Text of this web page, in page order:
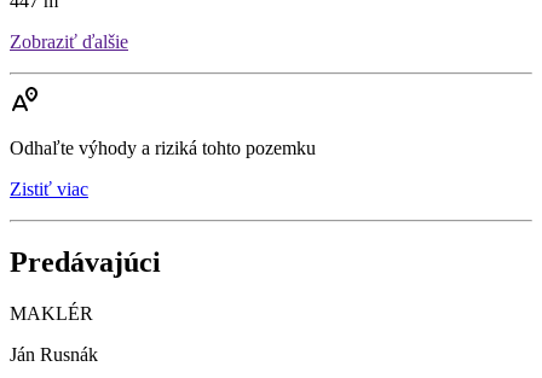
Zobraziť ďalšie
Odhaľte výhody a riziká tohto pozemku
Zistiť viac
Predávajúci
MAKLÉR
Ján Rusnák